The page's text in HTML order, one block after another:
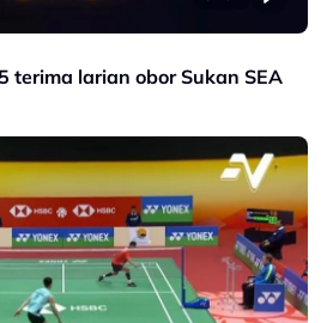
terima larian obor Sukan SEA